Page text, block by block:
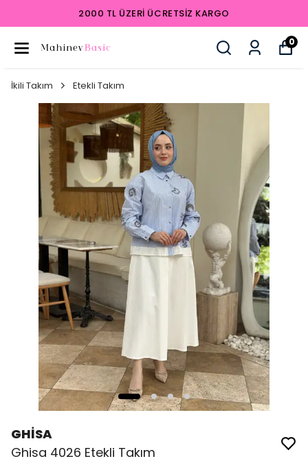
2000 TL ÜZERI ÜCRETSIZ KARGO
0
İkili Takım Etekli Takım
GHİSA
Ghisa 4026 Etekli Takım